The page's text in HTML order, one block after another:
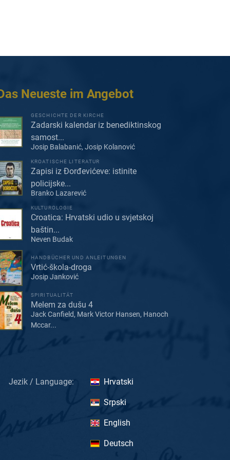
Neueste im Angebot
GESCHICHTE DER KIRCHE
Zadarski kalendar iz benediktinskog
samost...
Josip Balabanić, Josip Kolanović
KROATISCHE LITERATUR
Zapisi iz Đorđevićeve: istinite
policijske...
Branko Lazarević
KULTUROLOGIE
Croatica: Hrvatski udio u svjetskoj
baštin...
Neven Budak
HANDBÜCHER UND ANLEITUNGEN
Vrtić-škola-droga
Josip Janković
SPIRITUALITÄT
Melem za dušu 4
Jack Canfield, Mark Victor Hansen, Hanoch
Mccar...
Jezik / Language: Hrvatski
Srpski
English
Deutsch